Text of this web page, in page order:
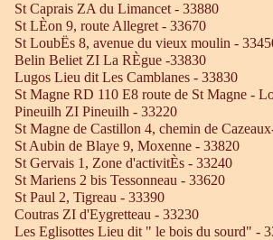
St Caprais ZA du Limancet - 33880
St LÈon 9, route Allegret - 33670
St LoubËs 8, avenue du vieux moulin -
Belin Beliet ZI La RÈgue -33830
Lugos Lieu dit Les Camblanes - 33830
St Magne RD 110 E8 route de St Magne -
Pineuilh ZI Pineuilh - 33220
St Magne de Castillon 4, chemin de
St Aubin de Blaye 9, Moxenne - 33820
St Gervais 1, Zone d'activitÈs - 33240
St Mariens 2 bis Tessonneau - 33620
St Paul 2, Tigreau - 33390
Coutras ZI d'Eygretteau - 33230
Les Eglisottes Lieu dit " le bois du sourd" -